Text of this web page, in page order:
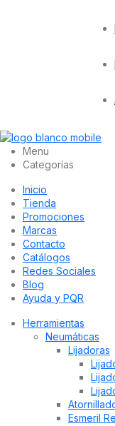
Menu
Categorías
Inicio
Tienda
Promociones
Marcas
Contacto
Catálogos
Redes Sociales
Blog
Ayuda y PQR
Herramientas
Neumáticas
Lijadoras
Esmeril